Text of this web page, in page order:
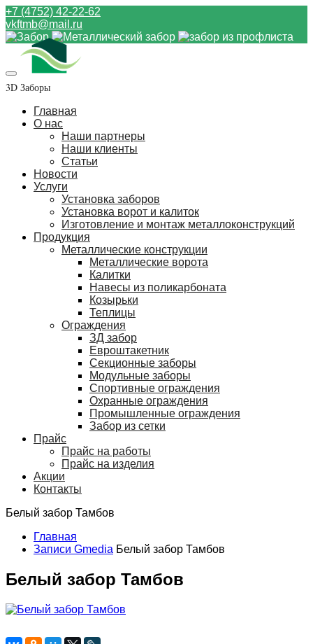
+7 (4752) 42-22-62
vkftmb@mail.ru
3D Заборы
Главная
О нас
Наши партнеры
Наши клиенты
Статьи
Новости
Услуги
Установка заборов
Установка ворот и калиток
Изготовление и монтаж металлоконструкций
Продукция
Металлические конструкции
Металлические ворота
Калитки
Навесы из поликарбоната
Козырьки
Теплицы
Ограждения
ЗД забор
Евроштакетник
Секционные заборы
Модульные заборы
Спортивные ограждения
Охранные ограждения
Промышленные ограждения
Забор из сетки
Прайс
Прайс на работы
Прайс на изделия
Акции
Контакты
Белый забор Тамбов
Главная
Записи Gmedia Белый забор Тамбов
Белый забор Тамбов